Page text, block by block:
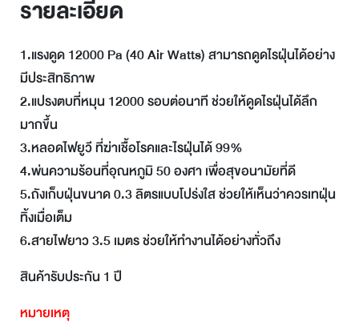
Facebook
Email
รายละเอียด
1.แรงดูด 12000 Pa (40 Air Watts) สามารถดูดไรฝุ่นได้อย่าง
มีประสิทธิภาพ
2.แปรงตบที่หมุน 12000 รอบต่อนาที ช่วยให้ดูดไรฝุ่นได้ลึก
มากขึ้น
3.หลอดไฟยูวี ที่ฆ่าเชื้อโรคและไรฝุ่นได้ 99%
4.พ่นความร้อนที่อุณหภูมิ 50 องศา เพื่อสุขอนามัยที่ดี
5.ถังเก็บฝุ่นขนาด 0.3 ลิตรแบบโปร่งใส ช่วยให้เห็นว่าควรเทฝุ่น
ทิ้งเมื่อเต็ม
6.สายไฟยาว 3.5 เมตร ช่วยให้ทำงานได้อย่างทั่วถึง
สินค้ารับประกัน 1 ปี
หมายเหตุ